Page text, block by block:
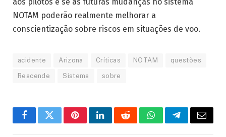
NOTAM poderão realmente melhorar a
conscientização sobre riscos em situações de voo.
acidente Arizona Críticas NOTAM questões
Reacende Sistema sobre
FacebookTwitterPinterestLinkedInRedditWhatsAppTelegrama
E-